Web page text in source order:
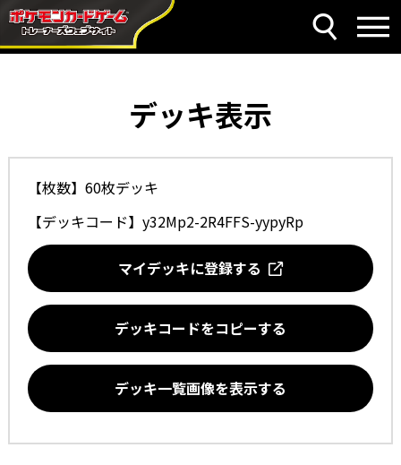
デッキ表示
【枚数】60枚デッキ
【デッキコード】 y32Mp2-2R4FFS-yypyRp
マイデッキに登録する
デッキコードをコピーする
デッキ一覧画像を表示する